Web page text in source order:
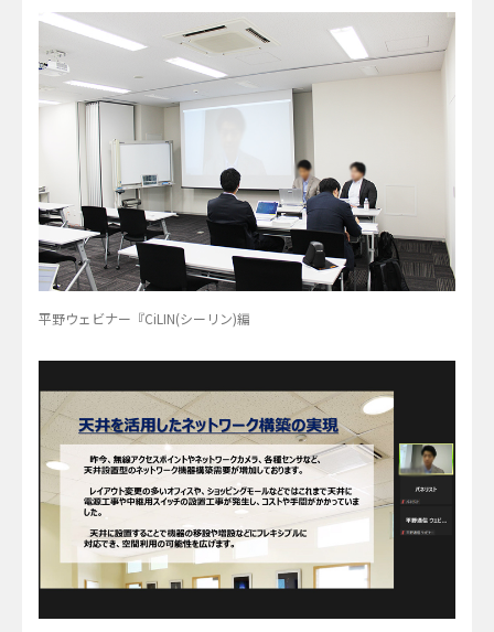
平野ウェビナー『CiLIN(シーリン)編